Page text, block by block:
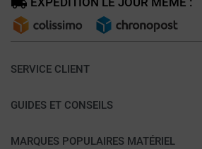
SERVICE CLIENT
GUIDES ET CONSEILS
MARQUES POPULAIRES MATÉRIEL